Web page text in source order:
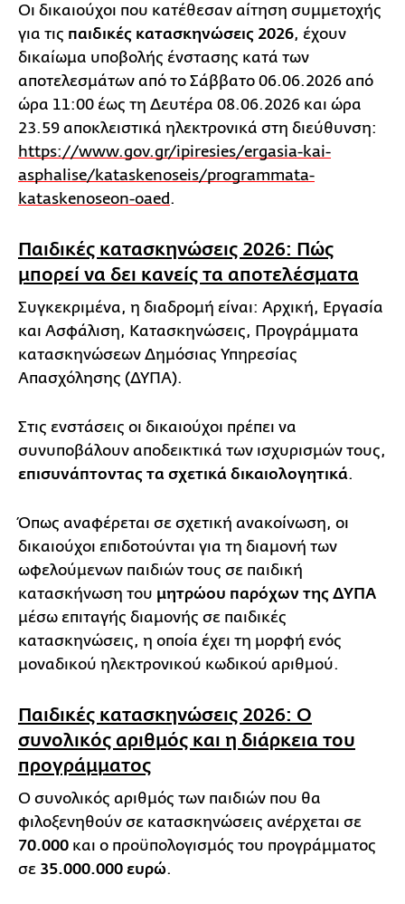
Οι δικαιούχοι που κατέθεσαν αίτηση συμμετοχής
για τις παιδικές κατασκηνώσεις 2026, έχουν
δικαίωμα υποβολής ένστασης κατά των
αποτελεσμάτων από το Σάββατο 06.06.2026 από
ώρα 11:00 έως τη Δευτέρα 08.06.2026 και ώρα
23.59 αποκλειστικά ηλεκτρονικά στη διεύθυνση:
https://www.gov.gr/ipiresies/ergasia-kai-
asphalise/kataskenoseis/programmata-
kataskenoseon-oaed .
Παιδικές κατασκηνώσεις 2026: Πώς
μπορεί να δει κανείς τα αποτελέσματα
Συγκεκριμένα, η διαδρομή είναι: Αρχική, Εργασία
και Ασφάλιση, Κατασκηνώσεις, Προγράμματα
κατασκηνώσεων Δημόσιας Υπηρεσίας
Απασχόλησης (ΔΥΠΑ).
Στις ενστάσεις οι δικαιούχοι πρέπει να
συνυποβάλουν αποδεικτικά των ισχυρισμών τους,
επισυνάπτοντας τα σχετικά δικαιολογητικά.
Όπως αναφέρεται σε σχετική ανακοίνωση, οι
δικαιούχοι επιδοτούνται για τη διαμονή των
ωφελούμενων παιδιών τους σε παιδική
κατασκήνωση του μητρώου παρόχων της ΔΥΠΑ
μέσω επιταγής διαμονής σε παιδικές
κατασκηνώσεις, η οποία έχει τη μορφή ενός
μοναδικού ηλεκτρονικού κωδικού αριθμού.
Παιδικές κατασκηνώσεις 2026: Ο
συνολικός αριθμός και η διάρκεια του
προγράμματος
Ο συνολικός αριθμός των παιδιών που θα
φιλοξενηθούν σε κατασκηνώσεις ανέρχεται σε
70.000 και ο προϋπολογισμός του προγράμματος
σε 35.000.000 ευρώ.